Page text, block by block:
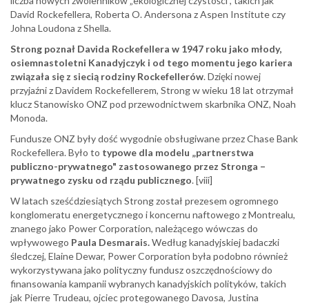
David Rockefellera, Roberta O. Andersona z Aspen Institute czy
Johna Loudona z Shella.
Strong poznał Davida Rockefellera w 1947 roku jako młody,
osiemnastoletni Kanadyjczyk i od tego momentu jego kariera
związała się z siecią rodziny Rockefellerów. Dzięki nowej
przyjaźni z Davidem Rockefellerem, Strong w wieku 18 lat otrzymał
klucz Stanowisko ONZ pod przewodnictwem skarbnika ONZ, Noah
Monoda.
Fundusze ONZ były dość wygodnie obsługiwane przez Chase Bank
Rockefellera. Było to typowe dla modelu „partnerstwa
publiczno-prywatnego" zastosowanego przez Stronga –
prywatnego zysku od rządu publicznego. [viii]
W latach sześćdziesiątych Strong został prezesem ogromnego
konglomeratu energetycznego i koncernu naftowego z Montrealu,
znanego jako Power Corporation, należącego wówczas do
wpływowego Paula Desmarais.Według kanadyjskiej badaczki
śledczej, Elaine Dewar, Power Corporation była podobno również
wykorzystywana jako polityczny fundusz oszczędnościowy do
finansowania kampanii wybranych kanadyjskich polityków, takich
jak Pierre Trudeau, ojciec protegowanego Davosa, Justina